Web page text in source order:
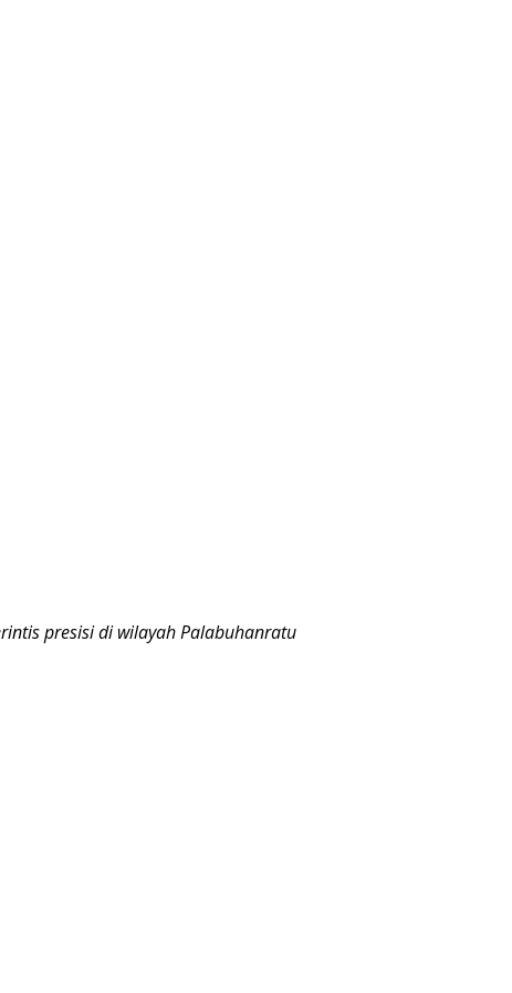
presisi di wilayah Palabuhanratu